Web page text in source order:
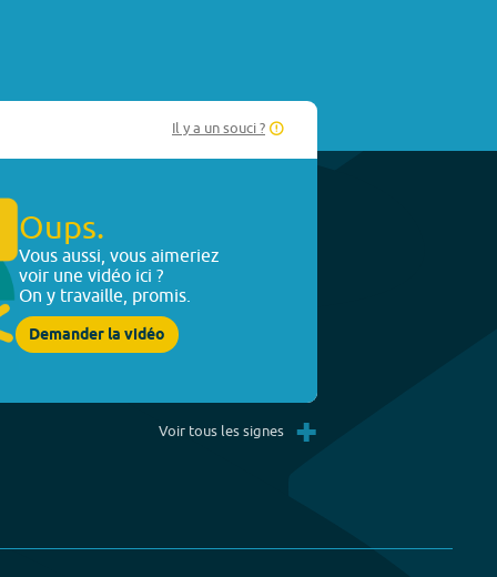
Il y a un souci ?
Oups.
Vous aussi, vous aimeriez
voir une vidéo ici ?
On y travaille, promis.
Demander la vidéo
Voir tous les signes +